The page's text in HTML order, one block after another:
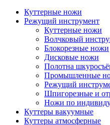
Куттерные ножи
Режущий инструмент
Куттерные ножи
Волчковый
Блокорезные ножи
Дисковые ножи
Полотна
Промышленные
Режущий
Шпигорезные и
Ножи по
Куттеры вакуумные
Куттеры атмосферные